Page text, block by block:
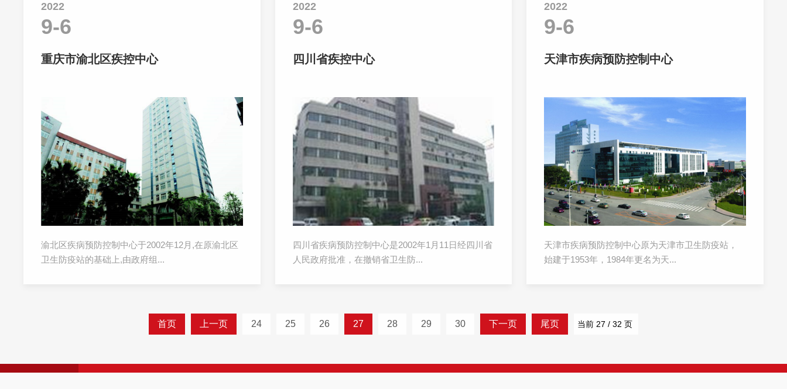
2022
9-6
重庆市渝北区疾控中心
渝北区疾病预防控制中心于2002年12月,在原渝北区
卫生防疫站的基础上,由政府组...
2022
9-6
四川省疾控中心
四川省疾病预防控制中心是2002年1月11日经四川省
人民政府批准，在撤销省卫生防...
2022
9-6
天津市疾病预防控制中心
天津市疾病预防控制中心原为天津市卫生防疫站，
始建于1953年，1984年更名为天...
首页 上一页 24 25 26 27 28 29 30 下一页 尾页